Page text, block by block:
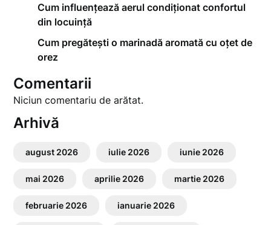
Cum influențează aerul condiționat confortul
din locuință
Cum pregătești o marinadă aromată cu oțet de
orez
Comentarii
Niciun comentariu de arătat.
Arhivă
august 2026 iulie 2026 iunie 2026
mai 2026 aprilie 2026 martie 2026
februarie 2026 ianuarie 2026